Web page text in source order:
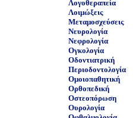
Λογοθεραπεία
Λοιμώξεις
Μεταμοσχεύσεις
Νευρολογία
Νεφρολογία
Ογκολογία
Οδοντιατρική
Περιοδοντολογία
Ομοιοπαθητική
Ορθοπεδική
Οστεοπόρωση
Ουρολογία